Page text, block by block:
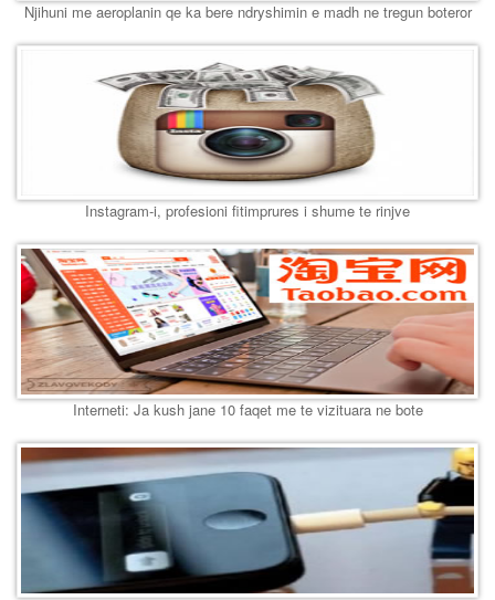
Njihuni me aeroplanin qe ka bere ndryshimin e madh ne tregun boteror
Instagram-i, profesioni fitimprures i shume te rinjve
Interneti: Ja kush jane 10 faqet me te vizituara ne bote